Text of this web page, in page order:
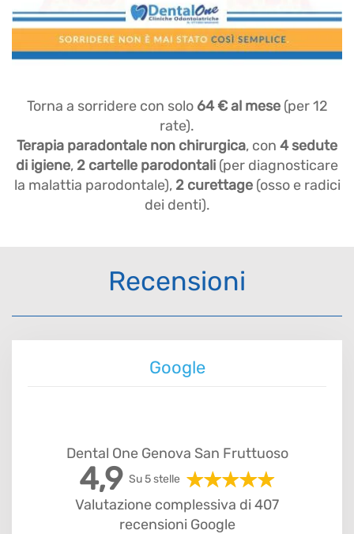
Torna a sorridere con solo 64 € al mese(per 12
rate).
Terapia paradontale non chirurgica, con 4 sedute
di igiene, 2 cartelle parodontali (per diagnosticare
la malattia parodontale), 2 curettage(osso e radici
dei denti).
Recensioni
Google
Dental One Genova San Fruttuoso
4,9 Su 5 stelle
Valutazione complessiva di 407
recensioni Google